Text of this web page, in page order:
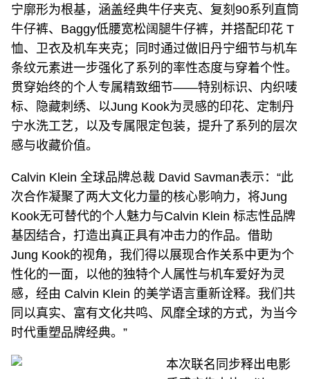
宁廓形为根基，涵盖经典牛仔夹克、复刻90系列直筒
牛仔裤、Baggy低腰宽松阔腿牛仔裤，并搭配印花 T
恤、卫衣及机车夹克；同时通过做旧丹宁细节与机车
条纹元素进一步强化了系列的率性态度与穿着个性。
贯穿始终的个人专属精致细节——特别标识、内织唛
标、隐藏刺绣、以Jung Kook为灵感的印花、定制丹
宁水洗工艺，以及专属限定包装，提升了系列的层次
感与收藏价值。
Calvin Klein 全球品牌总裁 David Savman表示：“此
次合作凝聚了两大文化力量的核心影响力，将Jung
Kook无可替代的个人魅力与Calvin Klein 标志性品牌
基因结合，打造出真正具有冲击力的作品。借助
Jung Kook的视角，我们得以展现合作关系中更为个
性化的一面，以他的独特个人属性与机车爱好为灵
感，经由 Calvin Klein 的美学语言重新诠释。我们共
同以真实、富有文化共鸣、风靡全球的方式，为当今
时代重塑品牌经典。”
本次联名同步释出电影